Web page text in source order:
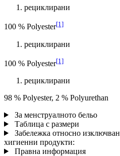
рециклирани
100 % Polyester[1]
рециклирани
100 % Polyester[1]
рециклирани
98 % Polyester, 2 % Polyurethan
За менструалното бельо
Таблица с размери
Забележка относно
хигиенни продукти:
Правна информация